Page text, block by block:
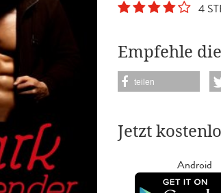
4
Empfehle
teilen
Jetzt
Android